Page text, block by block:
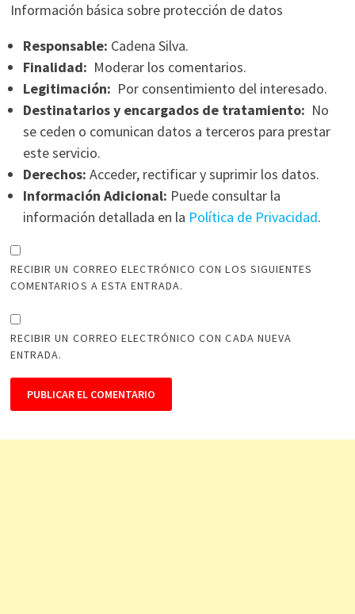
Información básica sobre protección de datos
Responsable: Cadena Silva.
Finalidad: Moderar los comentarios.
Legitimación: Por consentimiento del interesado.
Destinatarios y encargados de tratamiento: No
se ceden o comunican datos a terceros para prestar
este servicio.
Derechos: Acceder, rectificar y suprimir los datos.
Información Adicional: Puede consultar la
información detallada en la Política de Privacidad.
RECIBIR UN CORREO ELECTRÓNICO CON LOS SIGUIENTES
COMENTARIOS A ESTA ENTRADA.
RECIBIR UN CORREO ELECTRÓNICO CON CADA NUEVA
ENTRADA.